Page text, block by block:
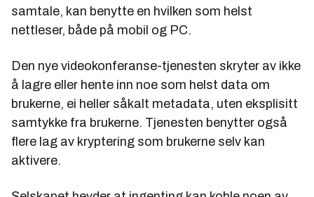
samtale, kan benytte en hvilken som helst
nettleser, både på mobil og PC.
Den nye videokonferanse-tjenesten skryter av ikke
å lagre eller hente inn noe som helst data om
brukerne, ei heller såkalt metadata, uten eksplisitt
samtykke fra brukerne. Tjenesten benytter også
flere lag av kryptering som brukerne selv kan
aktivere.